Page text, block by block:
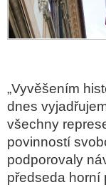
„Vyvěšením
dnes
všechny
povinností
podporovaly
předseda horní